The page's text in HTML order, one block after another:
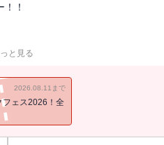
！
し、婚約破棄され平民になった
くなったレナは汚名を返上する
とを決める。
魔が入り・・・大ピンチに！
と見る
2026.08.11まで
フェス2026！全